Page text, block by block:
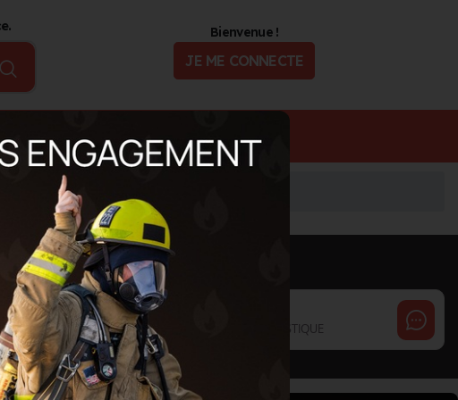
Bienvenue !
JE ME CONNECTE
d'actualité Offres d'Emploi
INFORMATIONS MISES À JOUR LE 19/04/2024
Cette page est gérée par :
Mery Christelle
SERVICE ACHAT FRANCE EUROPE LOGISTIQUE